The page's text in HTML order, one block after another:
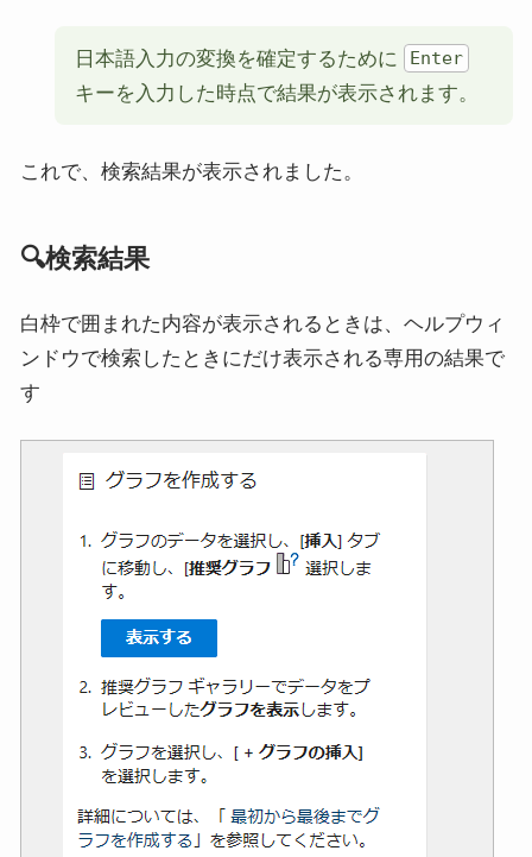
日本語入力の変換を確定するために Enter
キーを入力した時点で結果が表示されます。
これで、検索結果が表示されました。
🔍検索結果
白枠で囲まれた内容が表示されるときは、ヘルプウィ
ンドウで検索したときにだけ表示される専用の結果で
す